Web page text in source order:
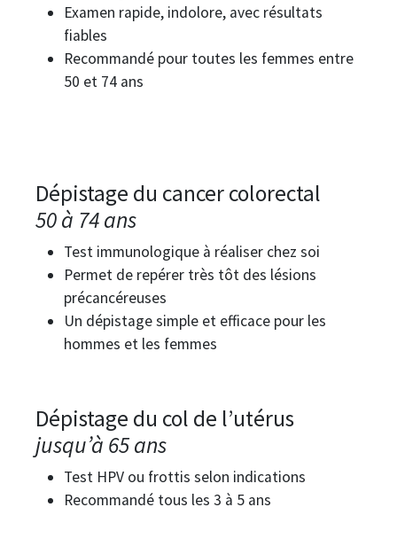
Examen rapide, indolore, avec résultats
fiables
Recommandé pour toutes les femmes entre
50 et 74 ans
Dépistage du cancer colorectal
50 à 74 ans
Test immunologique à réaliser chez soi
Permet de repérer très tôt des lésions
précancéreuses
Un dépistage simple et efficace pour les
hommes et les femmes
Dépistage du col de l’utérus
jusqu’à 65 ans
Test HPV ou frottis selon indications
Recommandé tous les 3 à 5 ans